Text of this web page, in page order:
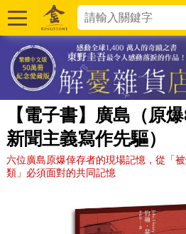
【電子書】廣島（原
新聞主義寫作先驅）
六位廣島原爆倖存者的現場記憶，從「
類」必須面對的共同記憶